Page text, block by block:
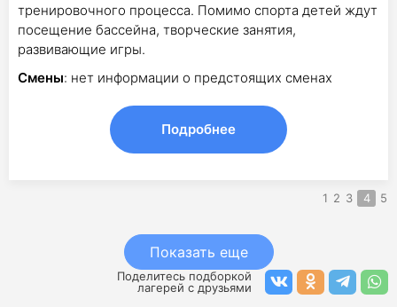
тренировочного процесса. Помимо спорта детей ждут
посещение бассейна, творческие занятия,
развивающие игры.
Смены: нет информации о предстоящих сменах
Подробнее
1 2 3 4 5
Показать еще
Поделитесь подборкой
лагерей с друзьями